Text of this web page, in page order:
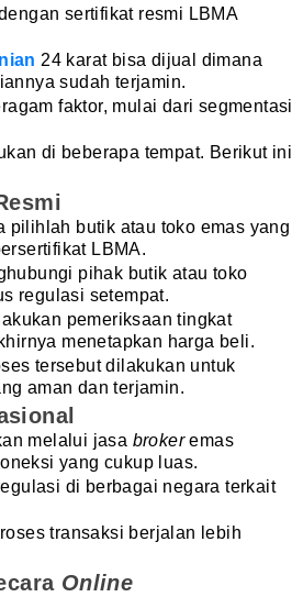
sertifikat resmi LBMA
24 karat bisa dijual dimana
sudah terjamin.
faktor, mulai dari segmentasi
di beberapa tempat. Berikut ini
pilihlah butik atau toko emas yang
LBMA.
pihak butik atau toko
regulasi setempat.
pemeriksaan tingkat
menetapkan harga beli.
tersebut dilakukan untuk
aman dan terjamin.
melalui jasa brokeremas
yang cukup luas.
di berbagai negara terkait
transaksi berjalan lebih
Online